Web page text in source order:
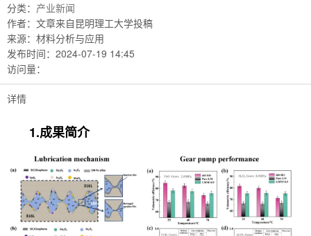
分类： 产业新闻
作者： 文章来自昆明理工大学投稿
来源： 材料分析与应用
发布时间： 2024-07-19 14:45
访问量：
详情
1.成果简介